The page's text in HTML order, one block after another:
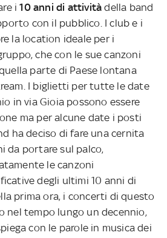
i10 anni di attività della band
con il pubblico. I club e i
la location ideale per i
che con le sue canzoni
parte di Paese lontana
I biglietti per tutte le date
in via Gioia possono essere
ma per alcune date i posti
ha deciso di fare una cernita
da portare sul palco,
le canzoni
degli ultimi 10 anni di
prima ora, i concerti di questo
nel tempo lungo un decennio,
con le parole in musica dei